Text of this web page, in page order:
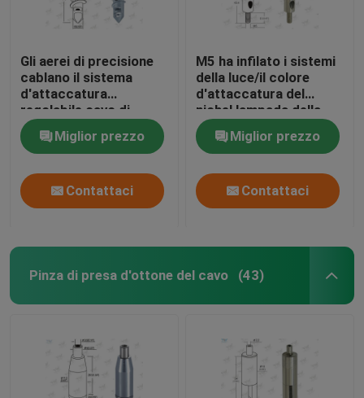
Gli aerei di precisione
cablano il sistema
d'attaccatura
regolabile cavo di
cavo/dei montaggi
Miglior prezzo
Contattaci
M5 ha infilato i sistemi
della luce/il colore
d'attaccatura del
nichel lampada della
sospensione
Miglior prezzo
Contattaci
Pinza di presa d'ottone del cavo (43)